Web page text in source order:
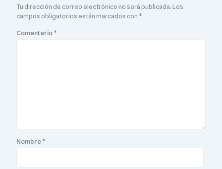
Tu dirección de correo electrónico no será publicada.Los
campos obligatorios están marcados con *
Comentario*
Nombre*